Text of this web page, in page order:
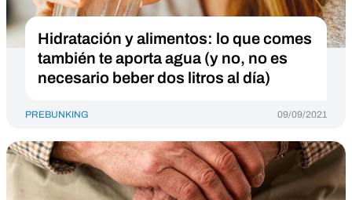
Hidratación y alimentos: lo que comes
también te aporta agua (y no, no es
necesario beber dos litros al día)
PREBUNKING 09/09/2021